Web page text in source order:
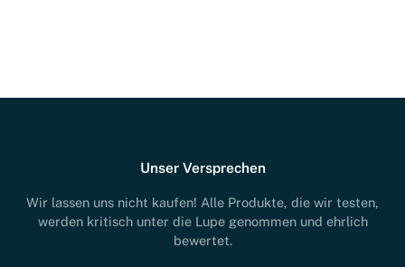
Unser Versprechen
Wir lassen uns nicht kaufen! Alle Produkte, die wir testen,
werden kritisch unter die Lupe genommen und ehrlich
bewertet.